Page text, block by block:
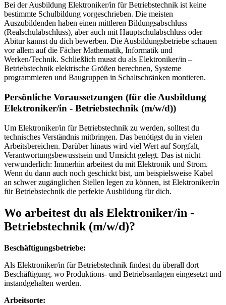
Bei der Ausbildung Elektroniker/in für Betriebstechnik ist keine
bestimmte Schulbildung vorgeschrieben. Die meisten
Auszubildenden haben einen mittleren Bildungsabschluss
(Realschulabschluss), aber auch mit Hauptschulabschluss oder
Abitur kannst du dich bewerben. Die Ausbildungsbetriebe schauen
vor allem auf die Fächer Mathematik, Informatik und
Werken/Technik. Schließlich musst du als Elektroniker/in –
Betriebstechnik elektrische Größen berechnen, Systeme
programmieren und Baugruppen in Schaltschränken montieren.
Persönliche Voraussetzungen (für die Ausbildung
Elektroniker/in - Betriebstechnik (m/w/d))
Um Elektroniker/in für Betriebstechnik zu werden, solltest du
technisches Verständnis mitbringen. Das benötigst du in vielen
Arbeitsbereichen. Darüber hinaus wird viel Wert auf Sorgfalt,
Verantwortungsbewusstsein und Umsicht gelegt. Das ist nicht
verwunderlich: Immerhin arbeitest du mit Elektronik und Strom.
Wenn du dann auch noch geschickt bist, um beispielsweise Kabel
an schwer zugänglichen Stellen legen zu können, ist Elektroniker/in
für Betriebstechnik die perfekte Ausbildung für dich.
Wo arbeitest du als Elektroniker/in -
Betriebstechnik (m/w/d)?
Beschäftigungsbetriebe:
Als Elektroniker/in für Betriebstechnik findest du überall dort
Beschäftigung, wo Produktions- und Betriebsanlagen eingesetzt und
instandgehalten werden.
Arbeitsorte: